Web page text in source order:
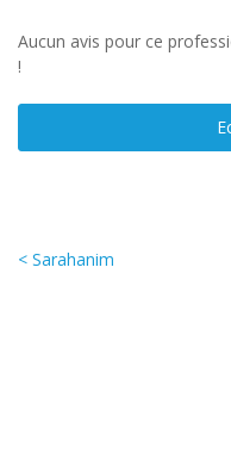
Aucun avis pour ce
!
< Sarahanim